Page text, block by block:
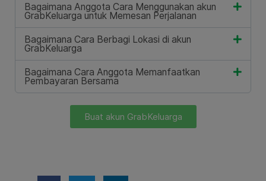
Bagaimana Anggota Cara Menggunakan akun
GrabKeluarga untuk Memesan Perjalanan
Bagaimana Cara Berbagi Lokasi di akun
GrabKeluarga
Bagaimana Cara Anggota Memanfaatkan
Pembayaran Bersama
Buat akun GrabKeluarga